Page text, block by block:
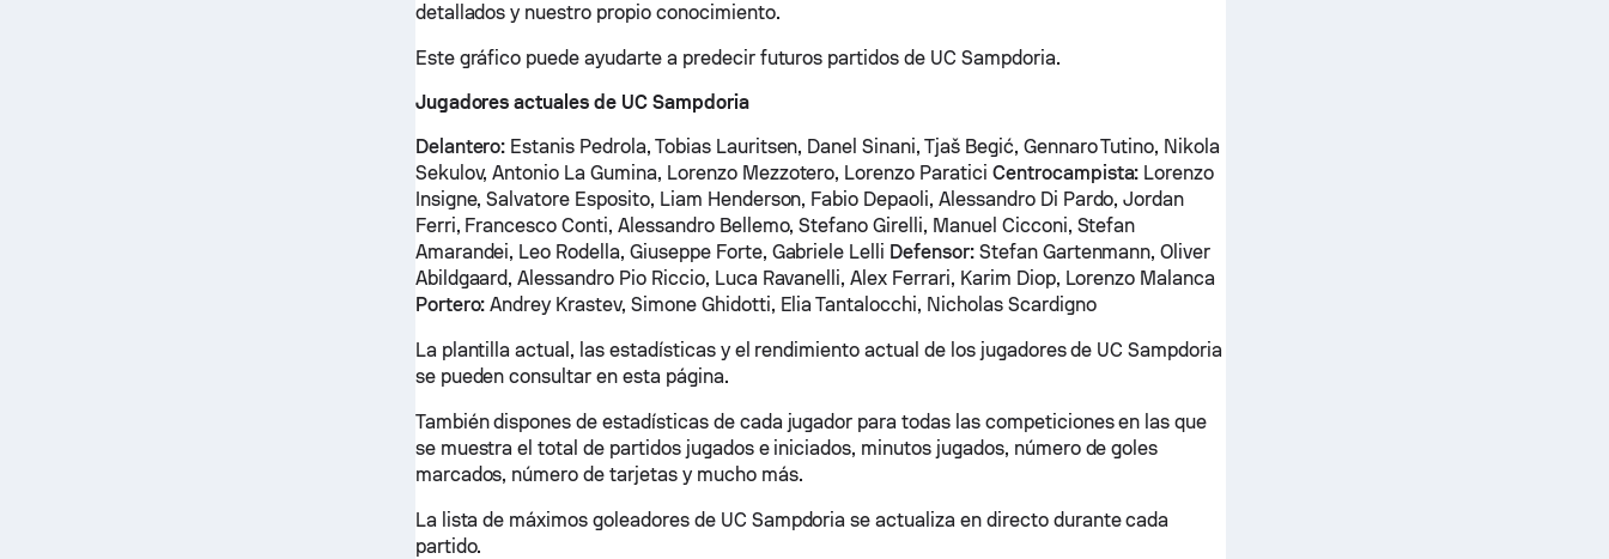
detallados y nuestro propio conocimiento.
Este gráfico puede ayudarte a predecir futuros partidos de UC Sampdoria.
Jugadores actuales de UC Sampdoria
Delantero: Estanis Pedrola, Tobias Lauritsen, Danel Sinani, Tjaš Begić, Gennaro Tutino, Nikola
Sekulov, Antonio La Gumina, Lorenzo Mezzotero, Lorenzo Paratici Centrocampista: Lorenzo
Insigne, Salvatore Esposito, Liam Henderson, Fabio Depaoli, Alessandro Di Pardo, Jordan
Ferri, Francesco Conti, Alessandro Bellemo, Stefano Girelli, Manuel Cicconi, Stefan
Amarandei, Leo Rodella, Giuseppe Forte, Gabriele Lelli Defensor:Stefan Gartenmann, Oliver
Abildgaard, Alessandro Pio Riccio, Luca Ravanelli, Alex Ferrari, Karim Diop, Lorenzo Malanca
Portero: Andrey Krastev, Simone Ghidotti, Elia Tantalocchi, Nicholas Scardigno
La plantilla actual, las estadísticas y el rendimiento actual de los jugadores de UC Sampdoria
se pueden consultar en esta página.
También dispones de estadísticas de cada jugador para todas las competiciones en las que
se muestra el total de partidos jugados e iniciados, minutos jugados, número de goles
marcados, número de tarjetas y mucho más.
La lista de máximos goleadores de UC Sampdoria se actualiza en directo durante cada
partido.